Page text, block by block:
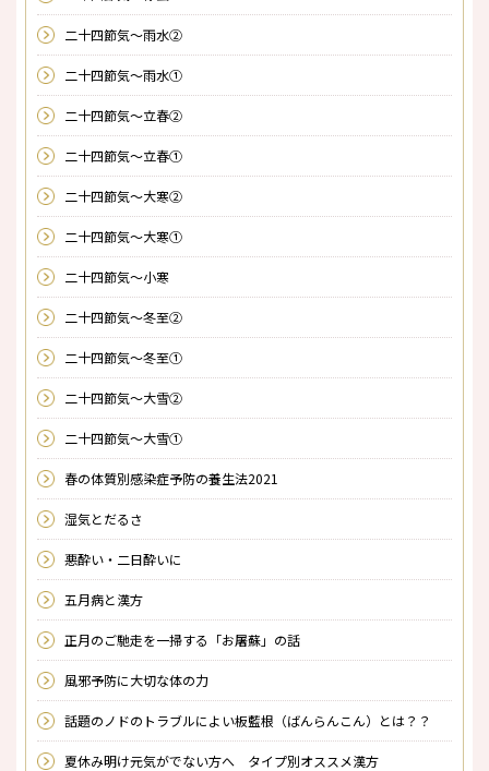
二十四節気～雨水②
二十四節気～雨水①
二十四節気～立春②
二十四節気～立春①
二十四節気～大寒②
二十四節気～大寒①
二十四節気～小寒
二十四節気～冬至②
二十四節気～冬至①
二十四節気～大雪②
二十四節気～大雪①
春の体質別感染症予防の養生法2021
湿気とだるさ
悪酔い・二日酔いに
五月病と漢方
正月のご馳走を一掃する「お屠蘇」の話
風邪予防に大切な体の力
話題のノドのトラブルによい板藍根（ばんらんこん）とは？？
夏休み明け元気がでない方へ タイプ別オススメ漢方